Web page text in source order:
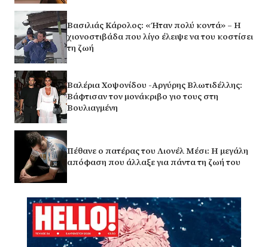
Βασιλιάς Κάρολος: «Ήταν πολύ κοντά» – Η
χιονοστιβάδα που λίγο έλειψε να του κοστίσει
τη ζωή
Βαλέρια Χοψονίδου -Αργύρης Βλωτιδέλλης:
Βάφτισαν τον μονάκριβο γιο τους στη
Βουλιαγμένη
Πέθανε ο πατέρας του Λιονέλ Μέσι: Η μεγάλη
απόφαση που άλλαξε για πάντα τη ζωή του